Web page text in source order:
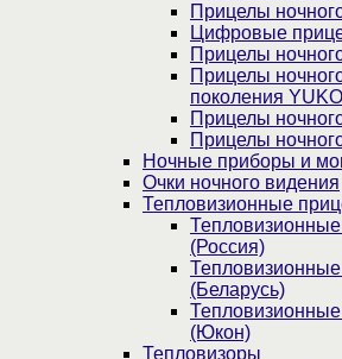
Прицелы
Цифровые
Прицелы
Прицелы
поколения
Прицелы
Прицелы
Ночные приборы и
Очки ночного видения
Тепловизионные
(Россия)
(Беларусь)
(Юкон)
Тепловизоры